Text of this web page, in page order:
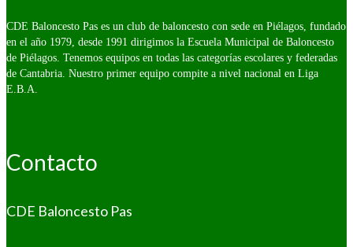
CDE Baloncesto Pas es un club de baloncesto con sede en Piélagos, fundado
en el año 1979, desde 1991 dirigimos la Escuela Municipal de Baloncesto
de Piélagos. Tenemos equipos en todas las categorías escolares y federadas
de Cantabria. Nuestro primer equipo compite a nivel nacional en Liga
E.B.A.
Contacto
CDE Baloncesto Pas